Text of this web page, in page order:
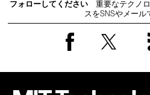
フォローしてください
重要なテクノ
スをSNSやメール